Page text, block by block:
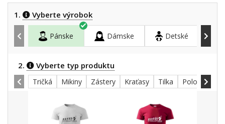
1. Vyberte výrobok
Pánske Dámske Detské
2. Vyberte typ produktu
Tričká Mikiny Zástery Kraťasy Tilka Polokošele